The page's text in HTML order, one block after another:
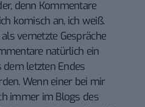
denn Kommentare
komisch an, ich weiß.
vernetzte Gespräche
natürlich ein
letzten Endes
Wenn einer bei mir
immer im Blogs des